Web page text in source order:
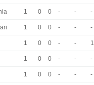
1 0 0 - - -
1 0 0 - - -
1 0 0 - - 1
1 0 0 - - -
1 0 0 - - -